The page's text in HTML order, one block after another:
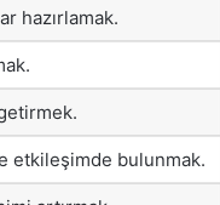
hazırlamak.
etkileşimde bulunmak.